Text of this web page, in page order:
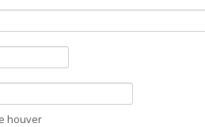
houver